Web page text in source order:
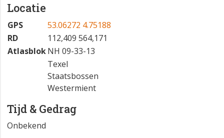
Locatie
GPS
53.06272 4.75188
RD
112,409 564,171
AtlasblokNH 09-33-13
Texel
Staatsbossen
Westermient
Tijd & Gedrag
Onbekend